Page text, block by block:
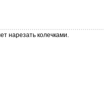
нарезать колечками.